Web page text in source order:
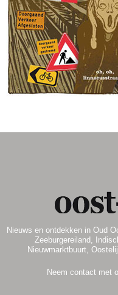
Nieuws en ontdekken in Oud
Zeeburgereiland,
Nieuwmarktbuurt,
Neem contact met